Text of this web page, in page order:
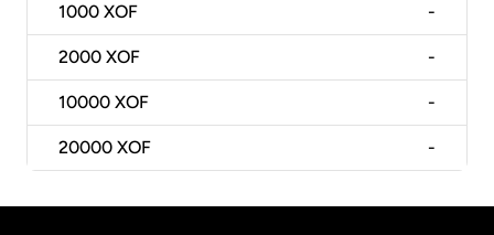
1000 XOF -
2000 XOF -
10000 XOF -
20000 XOF -